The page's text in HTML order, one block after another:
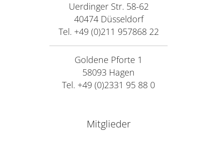
Uerdinger Str. 58-62
40474 Düsseldorf
Tel. +49 (0)211 957868 22
Goldene Pforte 1
58093 Hagen
Tel. +49 (0)2331 95 88 0
Mitglieder